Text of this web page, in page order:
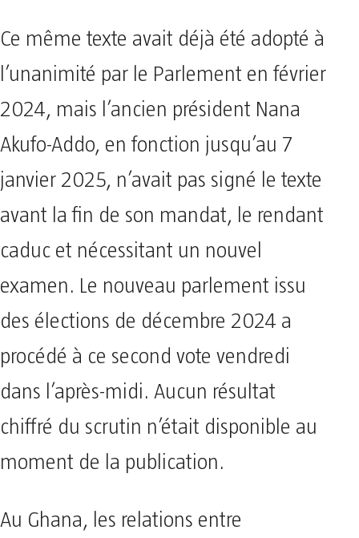
Ce même texte avait déjà été adopté à
l’unanimité par le Parlement en février
2024, mais l’ancien président Nana
Akufo-Addo, en fonction jusqu’au 7
janvier 2025, n’avait pas signé le texte
avant la fin de son mandat, le rendant
caduc et nécessitant un nouvel
examen. Le nouveau parlement issu
des élections de décembre 2024 a
procédé à ce second vote vendredi
dans l’après-midi. Aucun résultat
chiffré du scrutin n’était disponible au
moment de la publication.
Au Ghana, les relations entre